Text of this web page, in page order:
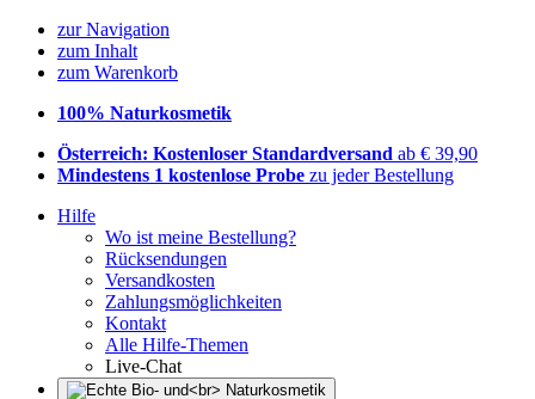
zur Navigation
zum Inhalt
zum Warenkorb
100% Naturkosmetik
Österreich: Kostenloser Standardversand ab € 39,90
Mindestens 1 kostenlose Probe zu jeder Bestellung
Hilfe
Wo ist meine Bestellung?
Rücksendungen
Versandkosten
Zahlungsmöglichkeiten
Kontakt
Alle Hilfe-Themen
Live-Chat